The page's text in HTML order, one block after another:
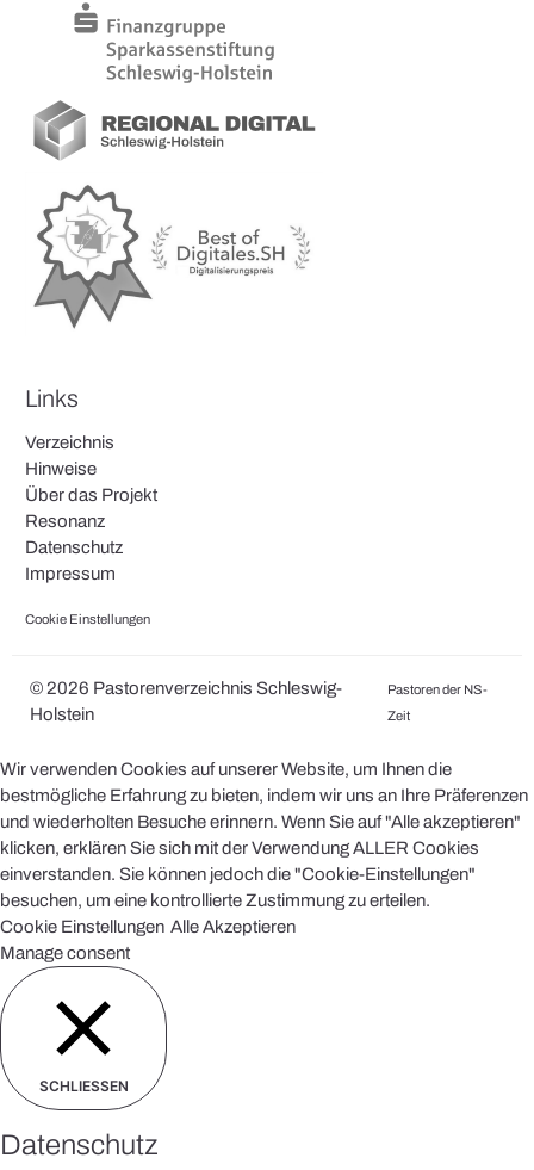
Links
Verzeichnis
Hinweise
Über das Projekt
Resonanz
Datenschutz
Impressum
Cookie Einstellungen
© 2026 Pastorenverzeichnis Schleswig-
Holstein
Pastoren der NS-
Zeit
Wir verwenden Cookies auf unserer Website, um Ihnen die
bestmögliche Erfahrung zu bieten, indem wir uns an Ihre Präferenzen
und wiederholten Besuche erinnern. Wenn Sie auf "Alle akzeptieren"
klicken, erklären Sie sich mit der Verwendung ALLER Cookies
einverstanden. Sie können jedoch die "Cookie-Einstellungen"
besuchen, um eine kontrollierte Zustimmung zu erteilen.
Cookie Einstellungen Alle Akzeptieren
Manage consent
SCHLIESSEN
Datenschutz